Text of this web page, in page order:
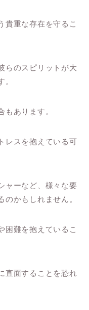
貴重な存在を守るこ
らのスピリットが大
。
あります。
レスを抱えている可
ャーなど、様々な要
かもしれません。
困難を抱えているこ
直面することを恐れ